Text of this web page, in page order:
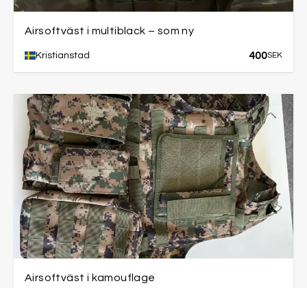
Airsoftväst i multiblack – som ny
Kristianstad 400SEK
Airsoftväst i kamouflage